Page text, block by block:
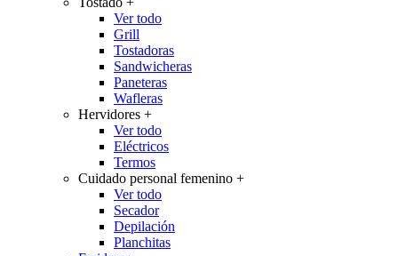
Ver todo
Grill
Tostadoras
Sandwicheras
Paneteras
Wafleras
Hervidores +
Ver todo
Eléctricos
Termos
Cuidado personal femenino +
Ver todo
Secador
Depilación
Planchitas